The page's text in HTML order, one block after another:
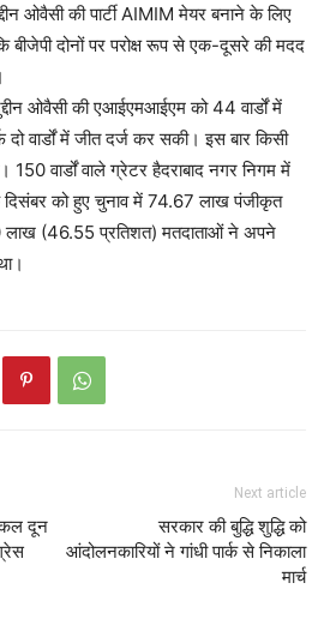
ओवैसी की पार्टी AIMIM मेयर बनाने के लिए
दोनों पर परोक्ष रूप से एक-दूसरे की मदद
ओवैसी की एआईएमआईएम को 44 वार्डों में
वार्डों में जीत दर्ज कर सकी। इस बार किसी
150 वार्डों वाले ग्रेटर हैदराबाद नगर निगम में
को हुए चुनाव में 74.67 लाख पंजीकृत
(46.55 प्रतिशत) मतदाताओं ने अपने
कल दून
Next article
सरकार की बुद्धि शुद्धि को
आंदोलनकारियों ने गांधी पार्क से निकाला
मार्च